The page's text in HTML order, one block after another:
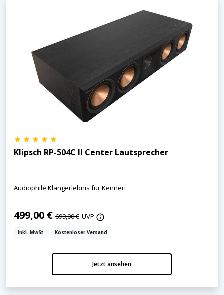
Klipsch RP-504C II Center Lautsprecher
Audiophile Klangerlebnis für Kenner!
499,00 € 699,00 € UVP
inkl. MwSt. Kostenloser Versand
Jetzt ansehen